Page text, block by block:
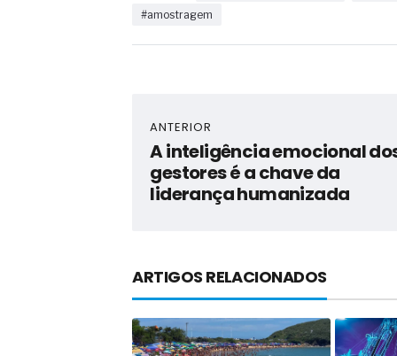
#amostragem
ANTERIOR
A inteligência emocional
gestores é a chave da
liderança humanizada
ARTIGOS RELACIONADOS